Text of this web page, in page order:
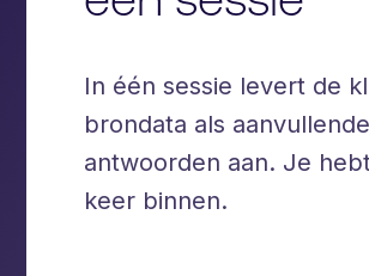
In één sessie levert de
brondata als
antwoorden aan. Je
keer binnen.